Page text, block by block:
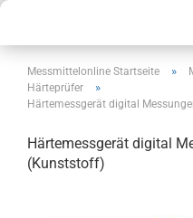
Messmittelonline Startseite »
Härteprüfer »
Härtemessgerät digital
Härtemessgerät digital
(Kunststoff)